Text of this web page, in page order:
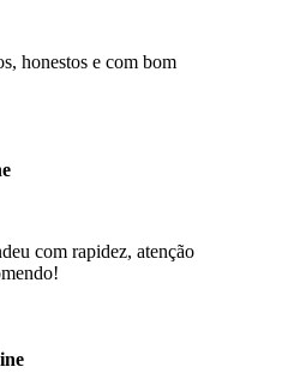
honestos e com bom
com rapidez, atenção